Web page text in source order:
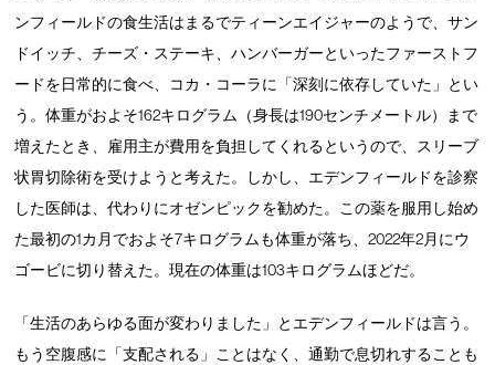
ンフィールドの食生活はまるでティーンエイジャーのようで、サン
ドイッチ、チーズ・ステーキ、ハンバーガーといったファーストフ
ードを日常的に食べ、コカ・コーラに「深刻に依存していた」とい
う。体重がおよそ162キログラム（身長は190センチメートル）まで
増えたとき、雇用主が費用を負担してくれるというので、スリーブ
状胃切除術を受けようと考えた。しかし、エデンフィールドを診察
した医師は、代わりにオゼンピックを勧めた。この薬を服用し始め
た最初の1カ月でおよそ7キログラムも体重が落ち、2022年2月にウ
ゴービに切り替えた。現在の体重は103キログラムほどだ。
「生活のあらゆる面が変わりました」とエデンフィールドは言う。
もう空腹感に「支配される」ことはなく、通勤で息切れすることも